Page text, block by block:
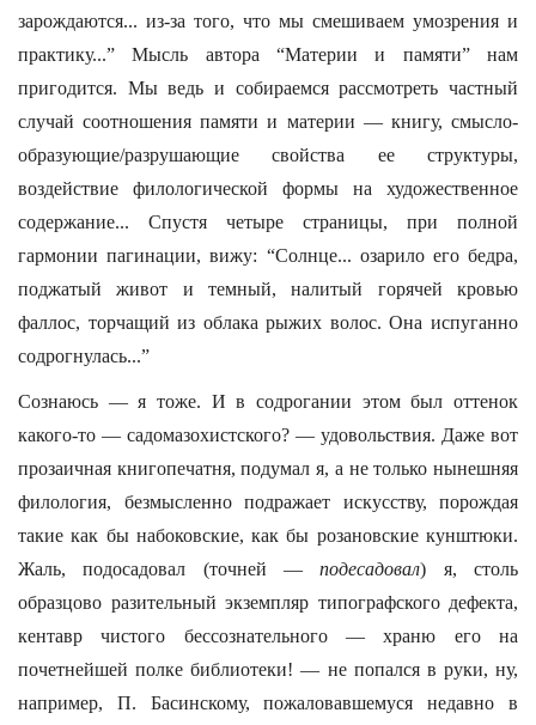
зарождаются... из-за того, что мы смешиваем умозрения и
практику...” Мысль автора “Материи и памяти” нам
пригодится. Мы ведь и собираемся рассмотреть частный
случай соотношения памяти и материи — книгу, смысло-
образующие/разрушающие свойства ее структуры,
воздействие филологической формы на художественное
содержание... Спустя четыре страницы, при полной
гармонии пагинации, вижу: “Солнце... озарило его бедра,
поджатый живот и темный, налитый горячей кровью
фаллос, торчащий из облака рыжих волос. Она испуганно
содрогнулась...”
Сознаюсь — я тоже. И в содрогании этом был оттенок
какого-то — садомазохистского? — удовольствия. Даже вот
прозаичная книгопечатня, подумал я, а не только нынешняя
филология, безмысленно подражает искусству, порождая
такие как бы набоковские, как бы розановские кунштюки.
Жаль, подосадовал (точней —подесадовал) я, столь
образцово разительный экземпляр типографского дефекта,
кентавр чистого бессознательного — храню его на
почетнейшей полке библиотеки! — не попался в руки, ну,
например, П. Басинскому, пожаловавшемуся недавно в